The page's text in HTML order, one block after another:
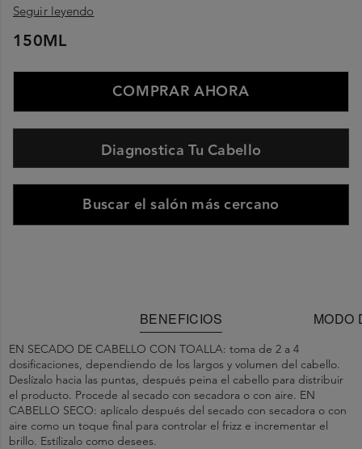
Seguir leyendo
150ML
COMPRAR AHORA
Diagnostica Tu Cabello
Buscar el salón más cercano
BENEFICIOS MODO
EN SECADO DE CABELLO CON TOALLA: toma de 2 a 4
dosificaciones, dependiendo de los largos y volumen del cabello.
Deslízalo hacia las puntas, después peina el cabello para distribuir
el producto. Procede al secado con secadora o con aire. EN
CABELLO SECO: aplícalo después del secado con secadora o con
aire como un toque final para controlar el frizz e incrementar el
brillo. Estílizalo como desees.